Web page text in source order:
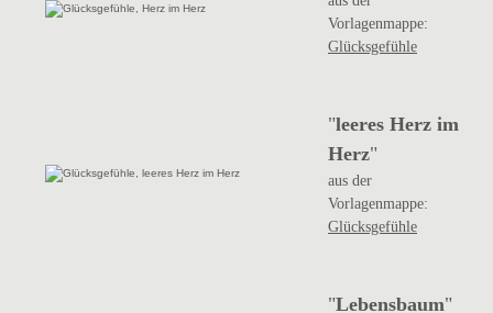
Vorlagenmappe:
Glücksgefühle
"leeres Herz im
Herz"
aus der
Vorlagenmappe:
Glücksgefühle
"Lebensbaum"